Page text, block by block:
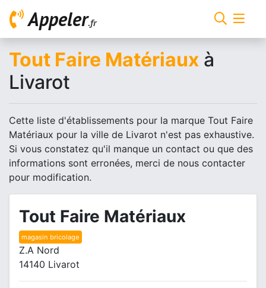
Appeler.fr
Tout Faire Matériaux à
Livarot
Cette liste d'établissements pour la marque Tout Faire
Matériaux pour la ville de Livarot n'est pas exhaustive.
Si vous constatez qu'il manque un contact ou que des
informations sont erronées, merci de nous contacter
pour modification.
Tout Faire Matériaux
magasin bricolage
Z.A Nord
14140 Livarot